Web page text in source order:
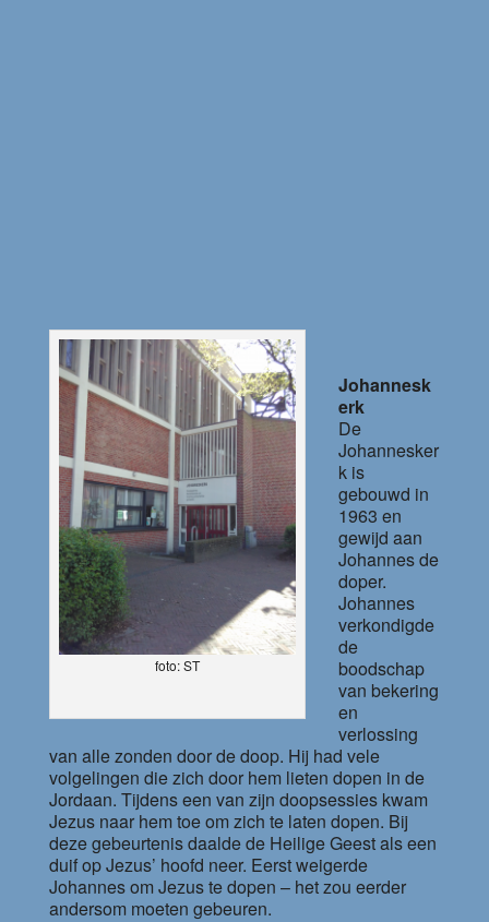
foto: ST
Johannesk
erk
De
Johannesker
k is
gebouwd in
1963 en
gewijd aan
Johannes de
doper.
Johannes
verkondigde
de
boodschap
van bekering
en
verlossing
van alle zonden door de doop. Hij had vele
volgelingen die zich door hem lieten dopen in de
Jordaan. Tijdens een van zijn doopsessies kwam
Jezus naar hem toe om zich te laten dopen. Bij
deze gebeurtenis daalde de Heilige Geest als een
duif op Jezus’ hoofd neer. Eerst weigerde
Johannes om Jezus te dopen – het zou eerder
andersom moeten gebeuren.